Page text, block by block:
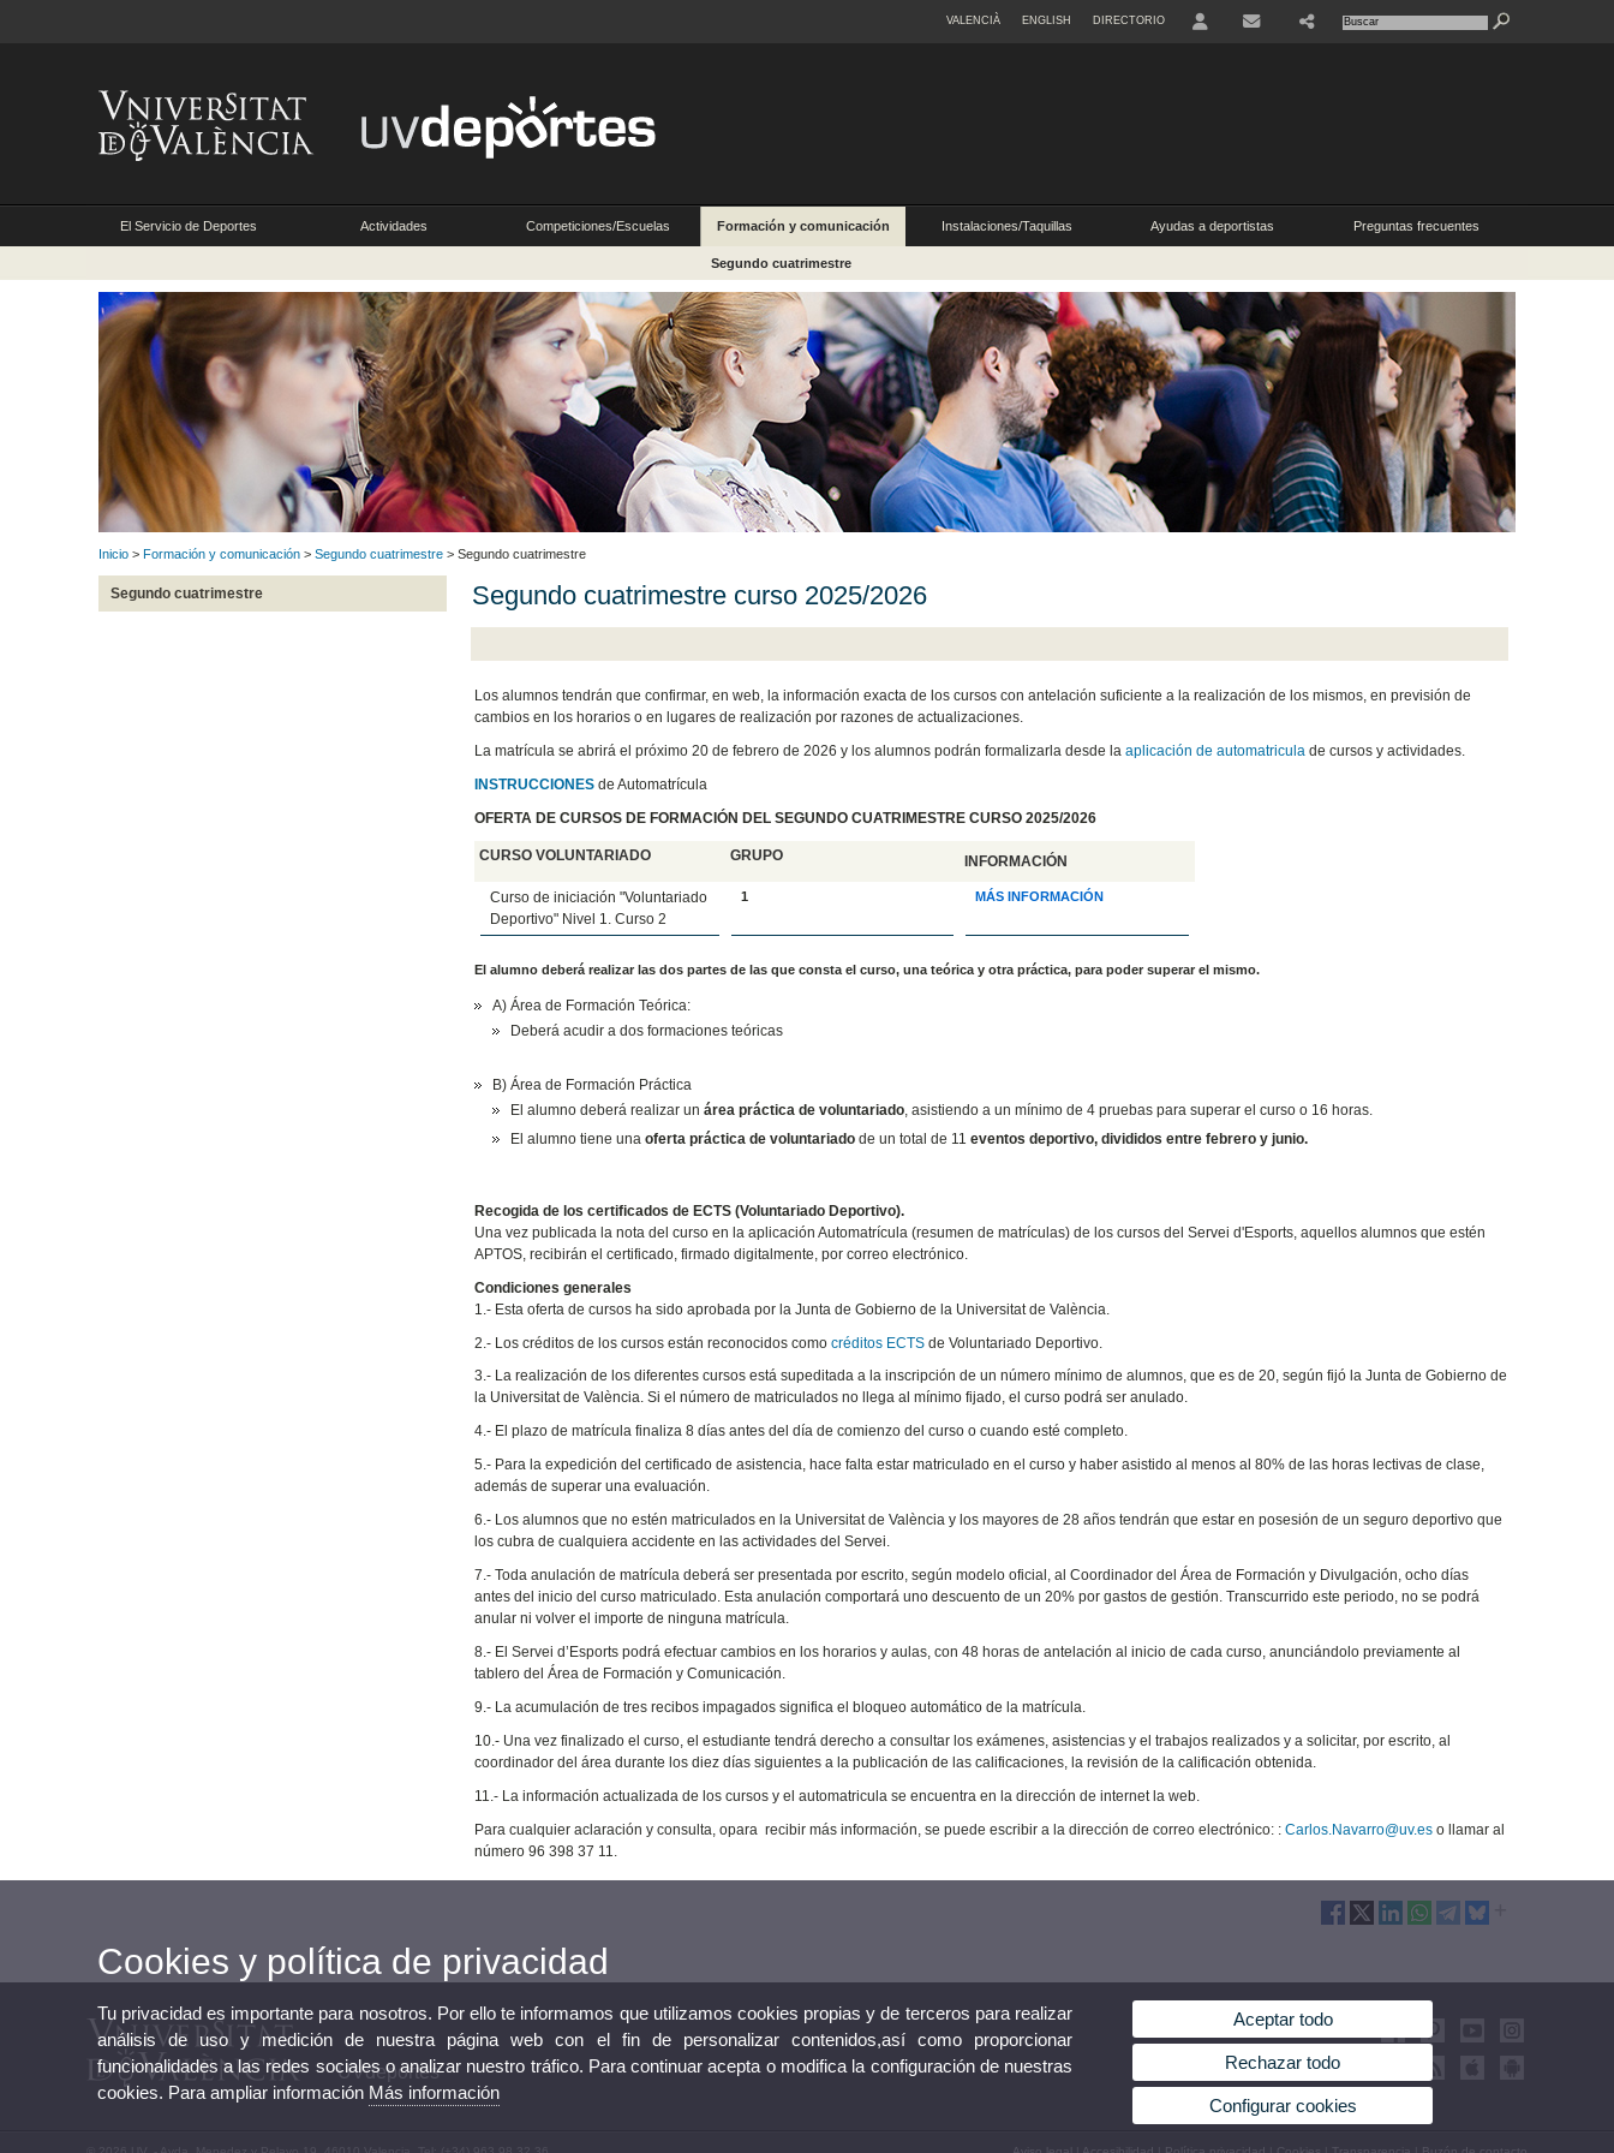
VALENCIÀ ENGLISH DIRECTORIO
El Servicio de Deportes Actividades Competiciones/Escuelas Formación y comunicación Instalaciones/Taquillas Ayudas a deportistas Preguntas frecuentes
Segundo cuatrimestre
Inicio > Formación y comunicación > Segundo cuatrimestre > Segundo cuatrimestre
Segundo cuatrimestre Segundo cuatrimestre curso 2025/2026
Los alumnos tendrán que confirmar, en web, la información exacta de los cursos con antelación suficiente a la realización de los mismos, en previsión de
cambios en los horarios o en lugares de realización por razones de actualizaciones.
La matrícula se abrirá el próximo 20 de febrero de 2026 y los alumnos podrán formalizarla desde la aplicación de automatricula de cursos y actividades.
INSTRUCCIONES de Automatrícula
OFERTA DE CURSOS DE FORMACIÓN DEL SEGUNDO CUATRIMESTRE CURSO 2025/2026
CURSO VOLUNTARIADO GRUPO INFORMACIÓN
Curso de iniciación "Voluntariado
Deportivo" Nivel 1. Curso 2
1 MÁS INFORMACIÓN
El alumno deberá realizar las dos partes de las que consta el curso, una teórica y otra práctica, para poder superar el mismo.
A) Área de Formación Teórica:
Deberá acudir a dos formaciones teóricas
B) Área de Formación Práctica
El alumno deberá realizar un área práctica de voluntariado, asistiendo a un mínimo de 4 pruebas para superar el curso o 16 horas.
El alumno tiene una oferta práctica de voluntariadode un total de 11 eventos deportivo, divididos entre febrero y junio.
Recogida de los certificados de ECTS (Voluntariado Deportivo).
Una vez publicada la nota del curso en la aplicación Automatrícula (resumen de matrículas) de los cursos del Servei d'Esports, aquellos alumnos que estén
APTOS, recibirán el certificado, firmado digitalmente, por correo electrónico.
Condiciones generales
1.- Esta oferta de cursos ha sido aprobada por la Junta de Gobierno de la Universitat de València.
2.- Los créditos de los cursos están reconocidos como créditos ECTSde Voluntariado Deportivo.
3.- La realización de los diferentes cursos está supeditada a la inscripción de un número mínimo de alumnos, que es de 20, según fijó la Junta de Gobierno de
la Universitat de València. Si el número de matriculados no llega al mínimo fijado, el curso podrá ser anulado.
4.- El plazo de matrícula finaliza 8 días antes del día de comienzo del curso o cuando esté completo.
5.- Para la expedición del certificado de asistencia, hace falta estar matriculado en el curso y haber asistido al menos al 80% de las horas lectivas de clase,
además de superar una evaluación.
6.- Los alumnos que no estén matriculados en la Universitat de València y los mayores de 28 años tendrán que estar en posesión de un seguro deportivo que
los cubra de cualquiera accidente en las actividades del Servei.
7.- Toda anulación de matrícula deberá ser presentada por escrito, según modelo oficial, al Coordinador del Área de Formación y Divulgación, ocho días
antes del inicio del curso matriculado. Esta anulación comportará uno descuento de un 20% por gastos de gestión. Transcurrido este periodo, no se podrá
anular ni volver el importe de ninguna matrícula.
8.- El Servei d’Esports podrá efectuar cambios en los horarios y aulas, con 48 horas de antelación al inicio de cada curso, anunciándolo previamente al
tablero del Área de Formación y Comunicación.
9.- La acumulación de tres recibos impagados significa el bloqueo automático de la matrícula.
10.- Una vez finalizado el curso, el estudiante tendrá derecho a consultar los exámenes, asistencias y el trabajos realizados y a solicitar, por escrito, al
coordinador del área durante los diez días siguientes a la publicación de las calificaciones, la revisión de la calificación obtenida.
11.- La información actualizada de los cursos y el automatricula se encuentra en la dirección de internet la web.
Para cualquier aclaración y consulta, opara recibir más información, se puede escribir a la dirección de correo electrónico: : Carlos.Navarro@uv.es o llamar al
número 96 398 37 11.
UVdeportes
Cookies y política de privacidad
Tu privacidad es importante para nosotros. Por ello te informamos que utilizamos cookies propias y de terceros para realizar
análisis de uso y medición de nuestra página web con el fin de personalizar contenidos,así como proporcionar
funcionalidades a las redes sociales o analizar nuestro tráfico. Para continuar acepta o modifica la configuración de nuestras
cookies. Para ampliar información Más información
Aceptar todo
Rechazar todo
Configurar cookies